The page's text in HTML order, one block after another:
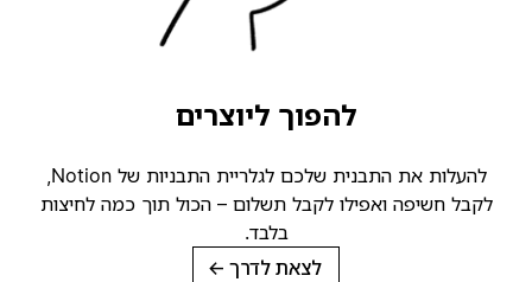
להפוך ליוצרים
להעלות את התבנית שלכם לגלריית התבניות של Notion,
לקבל חשיפה ואפילו לקבל תשלום – הכול תוך כמה לחיצות
בלבד.
לצאת לדרך→